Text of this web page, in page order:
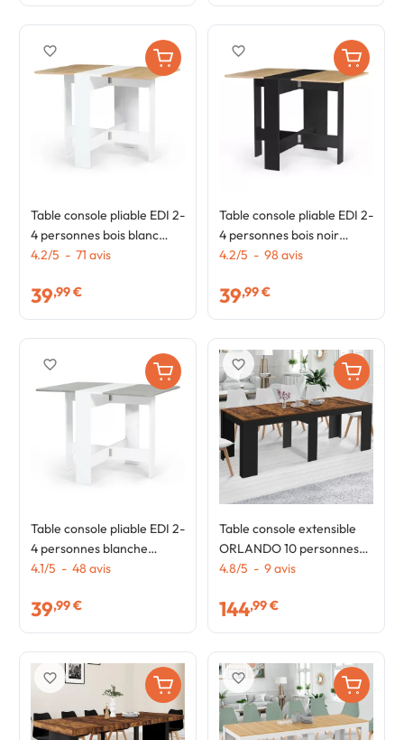
Table console pliable EDI 2-
4 personnes bois blanc
plateau façon hêtre 103 x
4.2/5 - 71 avis
39,99 €
favorite_border
Table console pliable EDI 2-
4 personnes bois noir
plateau façon hêtre 103 x
4.2/5 - 98 avis
39,99 €
favorite_border
Table console pliable EDI 2-
4 personnes blanche
plateau effet béton 103 x
4.1/5 - 48 avis
39,99 €
favorite_border
Table console extensible
ORLANDO 10 personnes
235 cm bois effet vieilli et
4.8/5 - 9avis
144,99 €
favorite_border
favorite_border favorite_border